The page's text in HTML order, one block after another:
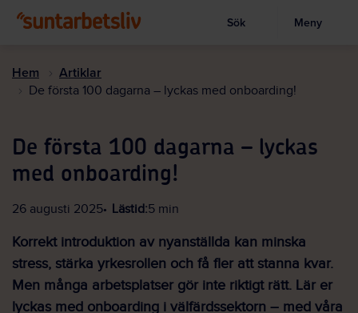
huvudinnehållet
Visa sökruta
Sök Meny
Hem Artiklar
De första 100 dagarna – lyckas med onboarding!
De första 100 dagarna – lyckas
med onboarding!
26 augusti 2025 Lästid:5 min
Korrekt introduktion av nyanställda kan minska
stress, stärka yrkesrollen och få fler att stanna kvar.
Men många arbetsplatser gör inte riktigt rätt. Lär er
lyckas med onboarding i välfärdssektorn – med våra